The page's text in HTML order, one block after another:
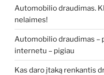
Automobilio draudimas.
nelaimes!
Automobilio draudimas –
internetu – pigiau
Kas daro įtaką renkantis